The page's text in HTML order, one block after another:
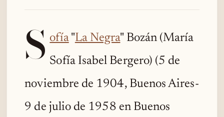
S ofía"La Negra" Bozán (María
Sofía Isabel Bergero) (5 de
noviembre de 1904, Buenos Aires-
9 de julio de 1958 en Buenos